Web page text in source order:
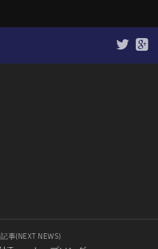
事(NEXT NEWS)